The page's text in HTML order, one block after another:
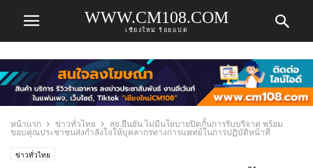
WWW.CM108.COM
เชียงใหม่ ร้อยแปด
หน้าแรก ข่าวทั่วไทย
สธ.ยืนยัน ไม่มีนโยบายปิดกั้นการรับบริจาค พร้อม
ขอบคุณประชาชนส่งกำลังใจให้บุคลากรทางการแพทย์ในการปฏิบัติหน้าที่
ข่าวทั่วไทย